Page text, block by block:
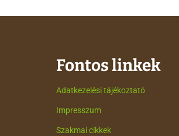
Fontos linkek
Adatkezelési tájékoztató
Impresszum
Szakmai cikkek